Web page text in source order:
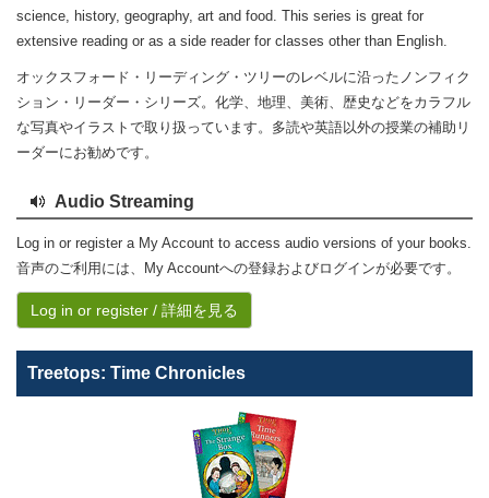
science, history, geography, art and food. This series is great for
extensive reading or as a side reader for classes other than English.
オックスフォード・リーディング・ツリーのレベルに沿ったノンフィク
ション・リーダー・シリーズ。化学、地理、美術、歴史などをカラフル
な写真やイラストで取り扱っています。多読や英語以外の授業の補助リ
ーダーにお勧めです。
Audio Streaming
Log in or register a My Account to access audio versions of your books.
音声のご利用には、My Accountへの登録およびログインが必要です。
Log in or register / 詳細を見る
Treetops: Time Chronicles